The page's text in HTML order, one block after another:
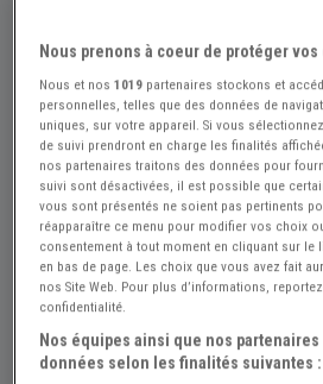
Réf : A488621 Actualisée le : 11/07/2026
Nous prenons à coeur de protéger
Nous et nos1019 partenaires stockons et
personnelles, telles que des données de
uniques, sur votre appareil. Si vous
de suivi prendront en charge les finalités
nos partenaires traitons des données pour
suivi sont désactivées, il est possible que
vous sont présentés ne soient pas pertinents
réapparaître ce menu pour modifier vos choix
consentement à tout moment en cliquant sur le
en bas de page. Les choix que vous avez fait
nos Site Web. Pour plus d’informations,
confidentialité.
Nos équipes ainsi que nos
données selon les finalités suivantes :